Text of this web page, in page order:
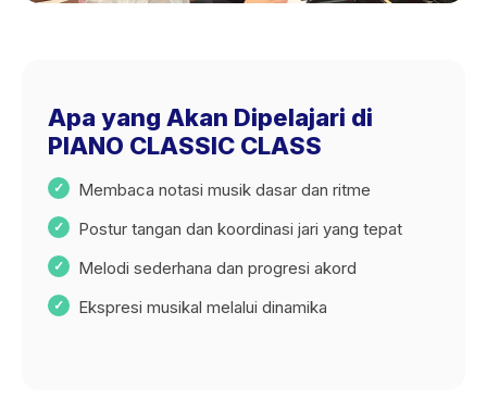
Apa yang Akan Dipelajari di
PIANO CLASSIC CLASS
Membaca notasi musik dasar dan ritme
Postur tangan dan koordinasi jari yang tepat
Melodi sederhana dan progresi akord
Ekspresi musikal melalui dinamika